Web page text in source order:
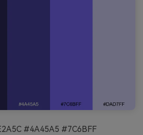
#4A45A5 #7C6BFF